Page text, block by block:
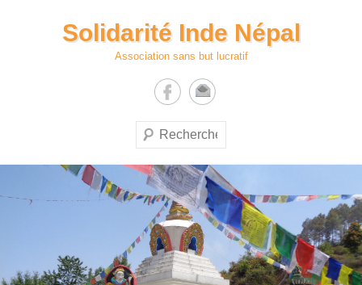
Solidarité Inde Népal
Association sans but lucratif
Recherche